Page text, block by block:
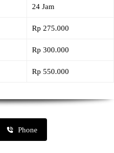
24 Jam
Rp 275.000
Rp 300.000
Rp 550.000
Phone